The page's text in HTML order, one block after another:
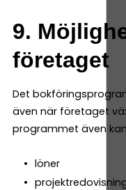
9.
företaget
Det
även när företaget
programmet även
löner